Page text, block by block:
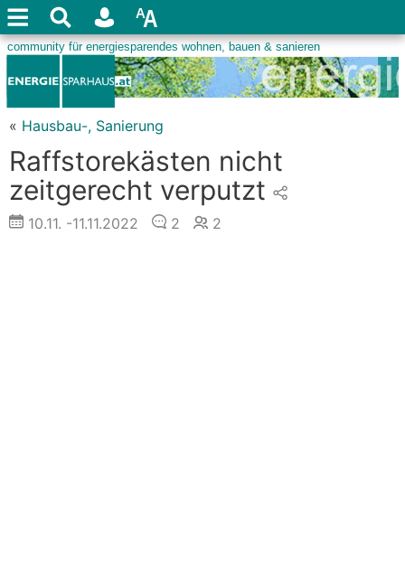
« Hausbau-, Sanierung
Raffstorekästen nicht
zeitgerecht verputzt
10.11. -11.11.2022 2 2